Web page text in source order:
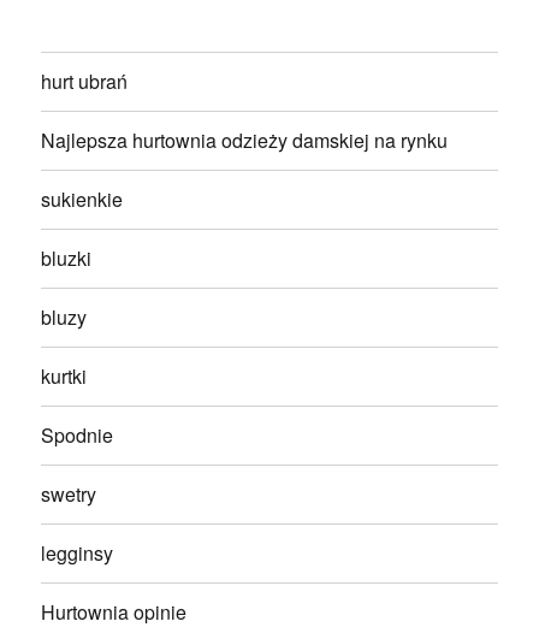
hurt ubrań
Najlepsza hurtownia odzieży damskiej na rynku
sukienkie
bluzki
bluzy
kurtki
Spodnie
swetry
legginsy
Hurtownia opinie